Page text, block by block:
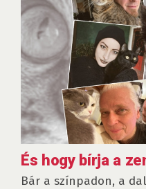
És hogy bírja a
Bár a színpadon, a